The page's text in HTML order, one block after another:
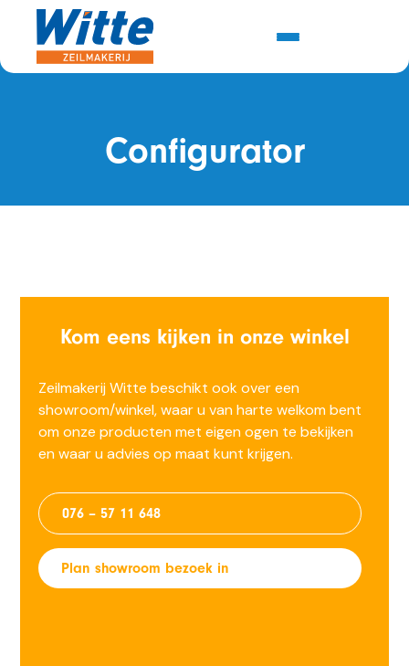
Configurator
Kom eens kijken in onze winkel
Zeilmakerij Witte beschikt ook over een
showroom/winkel, waar u van harte welkom bent
om onze producten met eigen ogen te bekijken
en waar u advies op maat kunt krijgen.
076 – 57 11 648
Plan showroom bezoek in